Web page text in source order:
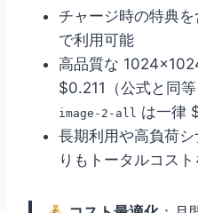
チャージ時の特典を
で利用可能
高品質な
$0.211（公式と同
image-2-all は一律
長期利用や高負荷
りもトータルコス